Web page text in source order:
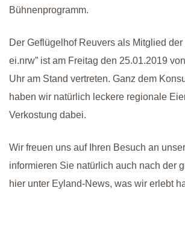
Bühnenprogramm.
Der Geflügelhof Reuvers als Mitglied der
ei.nrw” ist am Freitag den 25.01.2019
Uhr am Stand vertreten. Ganz dem
haben wir natürlich leckere regionale
Verkostung dabei.
Wir freuen uns auf Ihren Besuch an
informieren Sie natürlich auch nach der
hier unter Eyland-News, was wir erlebt